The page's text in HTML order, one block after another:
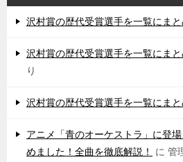
沢村賞の歴代受賞選手を一覧にまと
沢村賞の歴代受賞選手を一覧にまと
り
沢村賞の歴代受賞選手を一覧にまと
アニメ「青のオーケストラ」に登
めました！全曲を徹底解説！
に 管